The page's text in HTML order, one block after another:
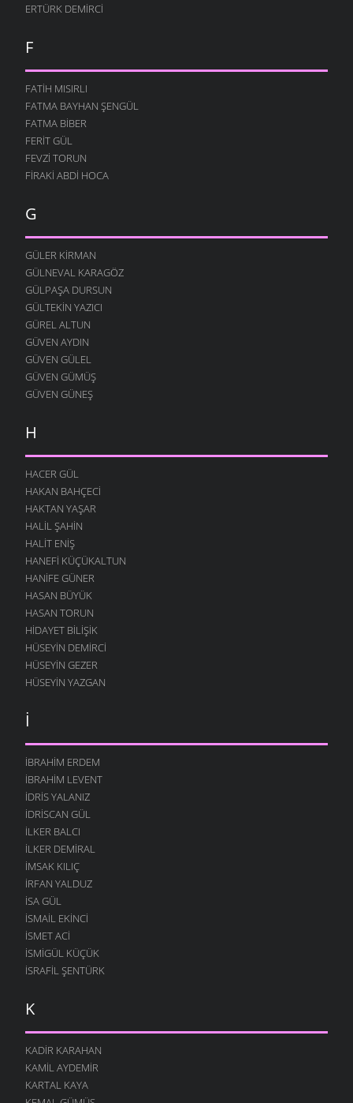
ERTÜRK DEMIRCI
F
FATIH MISIRLI
FATMA BAYHAN ŞENGÜL
FATMA BIBER
FERIT GÜL
FEVZI TORUN
FIRAKI ABDI HOCA
G
GÜLER KIRMAN
GÜLNEVAL KARAGÖZ
GÜLPAŞA DURSUN
GÜLTEKIN YAZICI
GÜREL ALTUN
GÜVEN AYDIN
GÜVEN GÜLEL
GÜVEN GÜMÜŞ
GÜVEN GÜNEŞ
H
HACER GÜL
HAKAN BAHÇECI
HAKTAN YAŞAR
HALIL ŞAHIN
HALIT ENIŞ
HANEFI KÜÇÜKALTUN
HANIFE GÜNER
HASAN BÜYÜK
HASAN TORUN
HIDAYET BILIŞIK
HÜSEYIN DEMIRCI
HÜSEYIN GEZER
HÜSEYIN YAZGAN
İ
İBRAHIM ERDEM
İBRAHIM LEVENT
İDRIS YALANIZ
IDRISCAN GÜL
İLKER BALCI
İLKER DEMIRAL
İMSAK KILIÇ
İRFAN YALDUZ
ISA GÜL
ISMAIL EKINCI
İSMET ACI
İSMIGÜL KÜÇÜK
İSRAFIL ŞENTÜRK
K
KADIR KARAHAN
KAMIL AYDEMIR
KARTAL KAYA